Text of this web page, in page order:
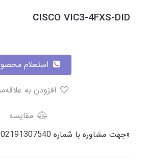
CISCO VIC3-4FXS-DID
مقایسه
«جهت مشاوره با شماره 02191307540